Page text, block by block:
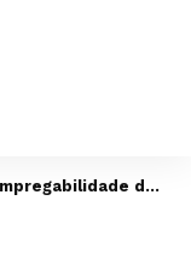
de reeducandos ganha força como estratégia contra a reincidência criminal